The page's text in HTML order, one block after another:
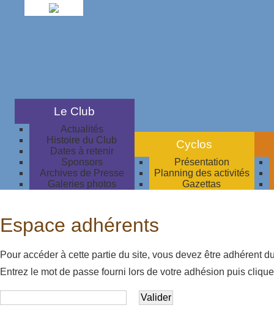
Le Club
Actualités
Histoire du Club
Dates à retenir
Sponsors
Archives de Presse
Galeries photos
Cyclos
Présentation
Planning des activités
Gazettas
Espace adhérents
Pour accéder à cette partie du site, vous devez être adhérent
Entrez le mot de passe fourni lors de votre adhésion puis